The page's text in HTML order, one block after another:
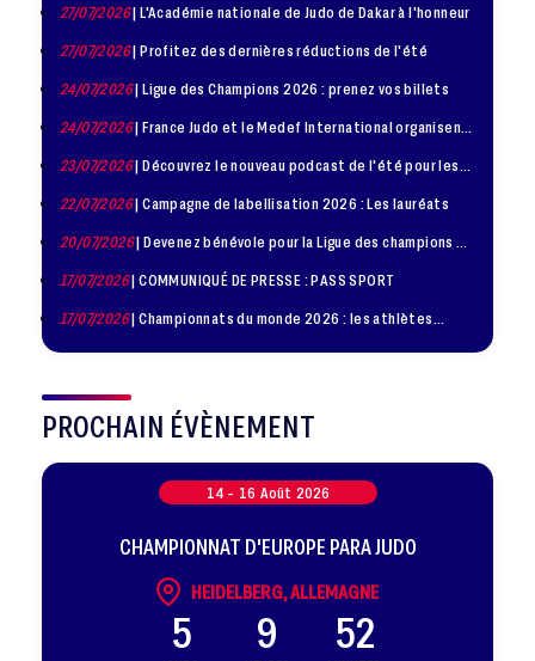
27/07/2026| L'Académie nationale de Judo de Dakar à l'honneur
27/07/2026| Profitez des dernières réductions de l'été
24/07/2026| Ligue des Champions 2026 : prenez vos billets
24/07/2026| France Judo et le Medef International organisent
23/07/2026| Découvrez le nouveau podcast de l'été pour les
22/07/2026| Campagne de labellisation 2026 : Les lauréats
20/07/2026| Devenez bénévole pour la Ligue des champions de
17/07/2026| COMMUNIQUÉ DE PRESSE : PASS SPORT
17/07/2026| Championnats du monde 2026 : les athlètes
PROCHAIN ÉVÈNEMENT
14 - 16 Août 2026
CHAMPIONNAT D'EUROPE PARA JUDO
HEIDELBERG, ALLEMAGNE
5 9 52